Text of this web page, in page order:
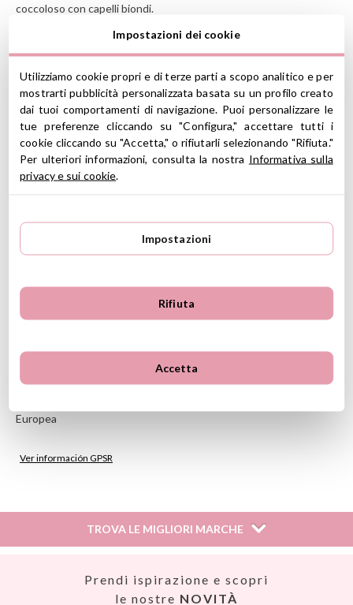
coccoloso con capelli biondi.
Diventerà l'amico preferito dei più piccoli.
Giocare con le bambole fomenta l'empatia, l'immaginazione e la
cratività. La bambola offre ai più piccoli conforto, sicurezza e
benessere a livello emotivo.
CARATTERISTICHE
Materiale: 100% cotone, imbottitura e capelli in poliestere
Parte posteriore imbottita con palline di plastica, perchè
possa stare seduto
Lavabile a 30º (si consiglia il lavaggio a mano con detergente
Non stirare
Tenero lontano da fonti di calore
Conforme alle norme EN 71-1, EN 71-2, EN 71-3
Europea
Ver información GPSR
sobre Seguridad General de Productos (GPSR).
30500, Molina de Segura, Murcia
dpd@tutete.com
TROVA LE MIGLIORI MARCHE
Prendi ispirazione e scopri
le nostre NOVITÀ
Impostazioni dei cookie
Utilizziamo cookie propri e di terze parti a scopo analitico e per
mostrarti pubblicità personalizzata basata su un profilo creato
dai tuoi comportamenti di navigazione. Puoi personalizzare le
tue preferenze cliccando su "Configura," accettare tutti i
cookie cliccando su "Accetta," o rifiutarli selezionando "Rifiuta."
Per ulteriori informazioni, consulta la nostra Informativa sulla
privacy e sui cookie
Impostazioni
Rifiuta
Accetta